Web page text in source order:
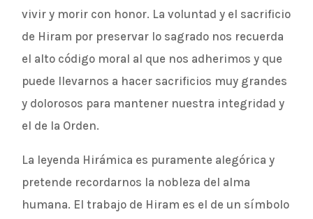
vivir y morir con honor. La voluntad y el sacrificio
de Hiram por preservar lo sagrado nos recuerda
el alto código moral al que nos adherimos y que
puede llevarnos a hacer sacrificios muy grandes
y dolorosos para mantener nuestra integridad y
el de la Orden.
La leyenda Hirámica es puramente alegórica y
pretende recordarnos la nobleza del alma
humana. El trabajo de Hiram es el de un símbolo